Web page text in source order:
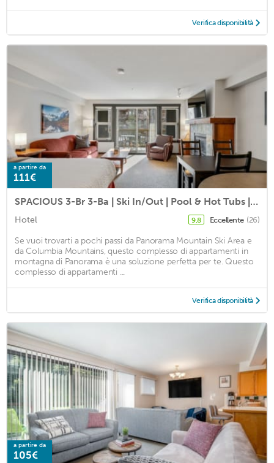
Verifica disponibilità
a partire da
111€
SPACIOUS 3-Br 3-Ba | Ski In/Out | Pool & Hot Tubs | in Heart of PANORAMA RESORT
Hotel 9,8 Eccellente (26)
Se vuoi trovarti a pochi passi da Panorama Mountain Ski Area e
da Columbia Mountains, questo complesso di appartamenti in
montagna di Panorama è una soluzione perfetta per te. Questo
complesso di appartamenti ...
Verifica disponibilità
a partire da
105€